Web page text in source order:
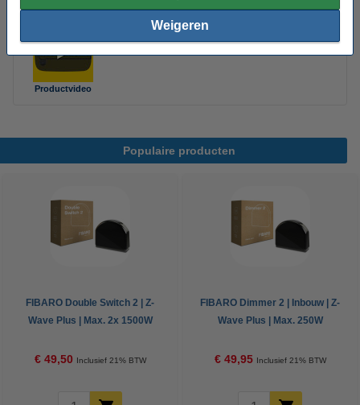
Weigeren
Sfeerimpressie
Productvideo
Populaire producten
FIBARO Double Switch 2 | Z-
Wave Plus | Max. 2x 1500W
€ 49,50 Inclusief 21% BTW
FIBARO Dimmer 2 | Inbouw | Z-
Wave Plus | Max. 250W
€ 49,95 Inclusief 21% BTW